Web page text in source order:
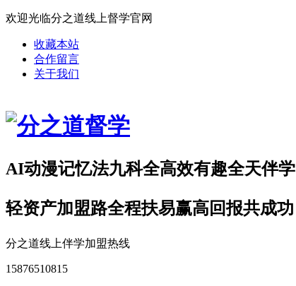
欢迎光临分之道线上督学官网
收藏本站
合作留言
关于我们
AI动漫记忆法九科全高效有趣全天伴学
轻资产加盟路全程扶易赢高回报共成功
分之道线上伴学加盟热线
15876510815